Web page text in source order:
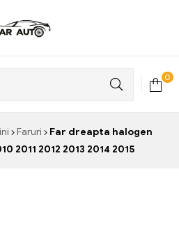
0
Faruri
Far dreapta halogen
2011 2012 2013 2014 2015